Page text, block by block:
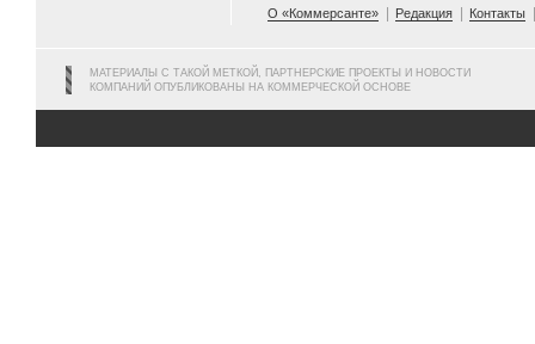
О «Коммерсанте»
Редакция Контакты
МАТЕРИАЛЫ С ТАКОЙ МЕТКОЙ, ПАРТНЕРСКИЕ ПРОЕКТЫ И НОВОСТИ
КОМПАНИЙ ОПУБЛИКОВАНЫ НА КОММЕРЧЕСКОЙ ОСНОВЕ